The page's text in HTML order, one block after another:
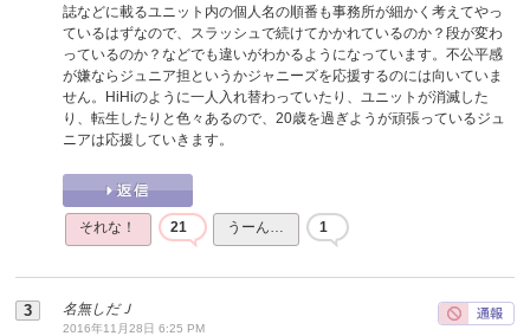
誌などに載るユニット内の個人名の順番も事務所が細かく考えてやっ
ているはずなので、スラッシュで続けてかかれているのか？段が変わ
っているのか？などでも違いがわかるようになっています。不公平感
が嫌ならジュニア担というかジャニーズを応援するのには向いていま
せん。HiHiのように一人入れ替わっていたり、ユニットが消滅した
り、転生したりと色々あるので、20歳を過ぎようが頑張っているジュ
ニアは応援していきます。
それな！ 21 うーん… 1
名無しだＪ
2016年11月28日 6:25 PM